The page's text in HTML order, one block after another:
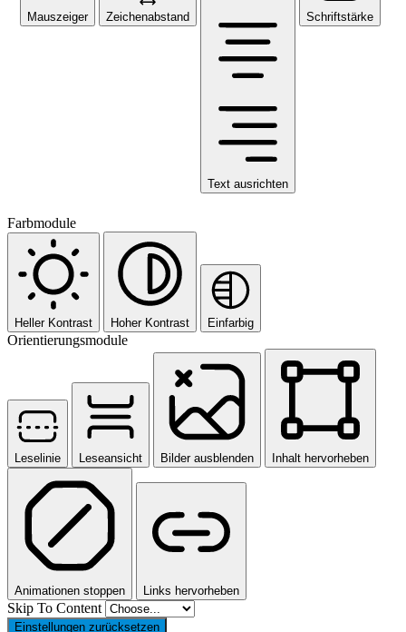
Mauszeiger Zeichenabstand
Text ausrichten
Schriftstärke
Farbmodule
Heller Kontrast Hoher Kontrast Einfarbig
Orientierungsmodule
Leselinie Leseansicht Bilder ausblenden Inhalt hervorheben
Animationen stoppen Links hervorheben
Skip To Content
Einstellungen zurücksetzen